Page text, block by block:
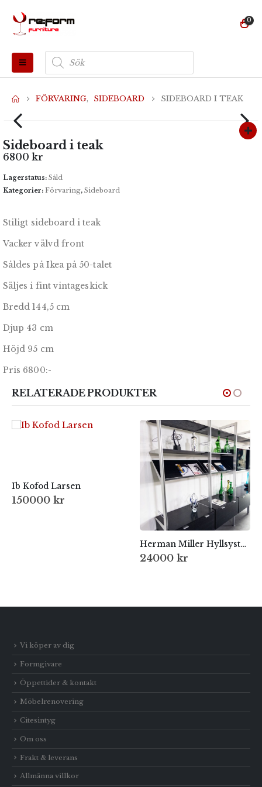
0
Produktsökning
FÖRVARING, SIDEBOARD SIDEBOARD I TEAK
Sideboard i teak
6800 kr
Lagerstatus: Såld
Kategorier: Förvaring, Sideboard
Stiligt sideboard i teak
Vacker välvd front
Såldes på Ikea på 50-talet
Säljes i fint vintageskick
Bredd 144,5 cm
Djup 43 cm
Höjd 95 cm
Pris 6800:-
RELATERADE PRODUKTER
Ib Kofod Larsen
150000 kr
Herman Miller Hyllsystem, 1980-tal
24000 kr
Vi köper av dig
Formgivare
Öppettider & kontakt
Möbelrenovering
Citesintyg
Om oss
Frakt & leverans
Allmänna villkor